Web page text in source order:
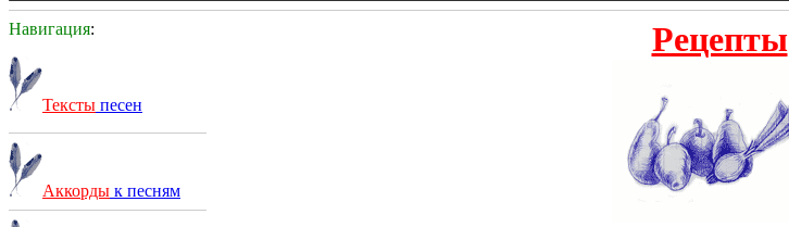
Навигация:
Тексты песен
Аккорды к песням
Рецепты